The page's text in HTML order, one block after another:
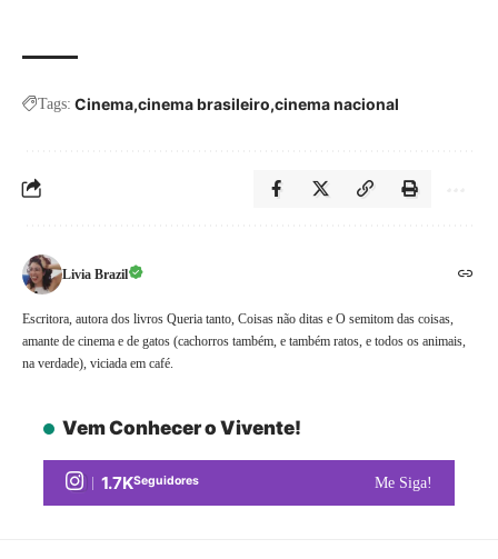
Tags: Cinema cinema brasileiro cinema nacional
Livia Brazil
Escritora, autora dos livros Queria tanto, Coisas não ditas e O semitom das coisas,
amante de cinema e de gatos (cachorros também, e também ratos, e todos os animais,
na verdade), viciada em café.
Vem Conhecer o Vivente!
1.7KSeguidores Me Siga!